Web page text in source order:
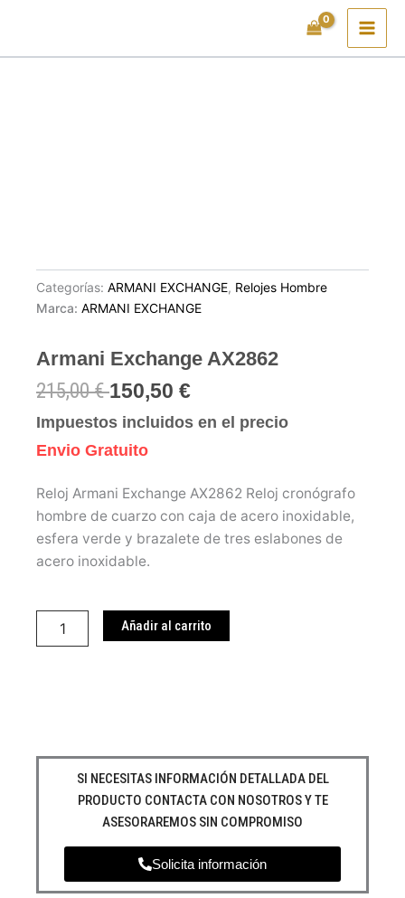
contenido
Categorías: ARMANI EXCHANGE, Relojes Hombre
Marca: ARMANI EXCHANGE
Armani Exchange AX2862
215,00€ 150,50 €
Impuestos incluidos en el precio
Envio Gratuito
Reloj Armani Exchange AX2862 Reloj cronógrafo
hombre de cuarzo con caja de acero inoxidable,
esfera verde y brazalete de tres eslabones de
acero inoxidable.
Exchange
Añadir al carrito
SI NECESITAS INFORMACIÓN DETALLADA DEL
PRODUCTO CONTACTA CON NOSOTROS Y TE
ASESORAREMOS SIN COMPROMISO
Solicita información